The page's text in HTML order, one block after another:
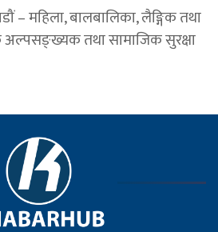
– महिला, बालबालिका, लैङ्गिक तथा
अल्पसङ्ख्यक तथा सामाजिक सुरक्षा